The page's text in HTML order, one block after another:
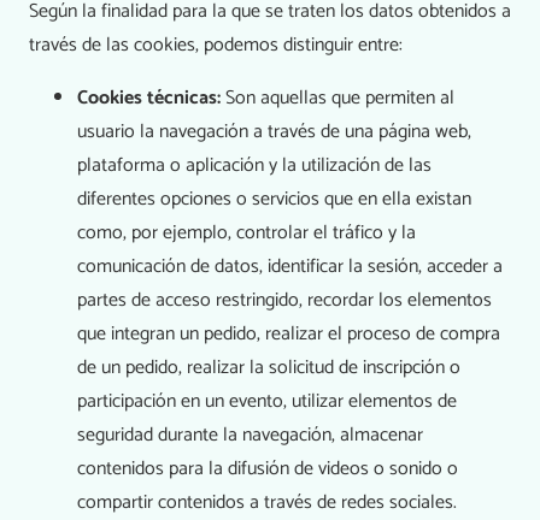
Según la finalidad para la que se traten los datos obtenidos a
través de las cookies, podemos distinguir entre:
Cookies técnicas:Son aquellas que permiten al
usuario la navegación a través de una página web,
plataforma o aplicación y la utilización de las
diferentes opciones o servicios que en ella existan
como, por ejemplo, controlar el tráfico y la
comunicación de datos, identificar la sesión, acceder a
partes de acceso restringido, recordar los elementos
que integran un pedido, realizar el proceso de compra
de un pedido, realizar la solicitud de inscripción o
participación en un evento, utilizar elementos de
seguridad durante la navegación, almacenar
contenidos para la difusión de videos o sonido o
compartir contenidos a través de redes sociales.